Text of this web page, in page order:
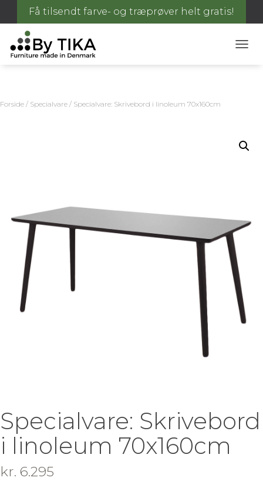
Få tilsendt farve- og træprøver helt gratis!
I
Forside / Specialvare / Specialvare: Skrivebord i linoleum 70x160cm
Specialvare: Skrivebord
i linoleum 70x160cm
kr. 6.295